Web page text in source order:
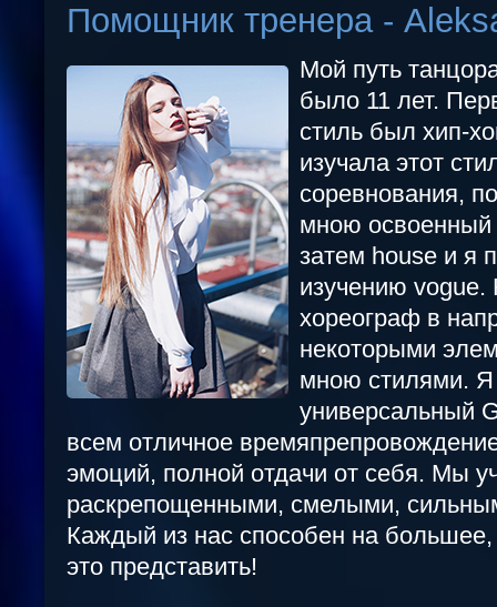
Помощник тренера -
Мой путь
было 11 лет.
стиль был хип-
изучала этот
соревнования,
мною освоенный
затем house и я
изучению
хореограф в
некоторыми
мною стилями.
универсальный
всем отличное
эмоций, полной отдачи от себя. Мы
раскрепощенными, смелыми,
Каждый из нас способен на
это представить!